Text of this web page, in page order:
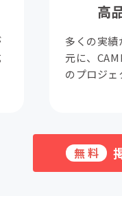
高
多くの実績
元に、
のプロジェ
無料